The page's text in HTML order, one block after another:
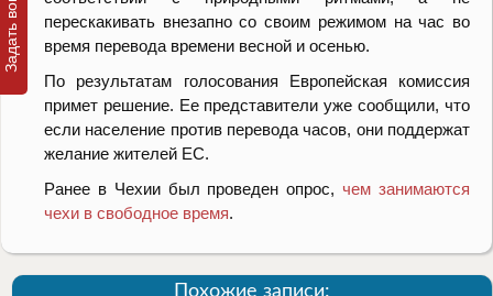
перескакивать внезапно со своим режимом на час во
время перевода времени весной и осенью.
По результатам голосования Европейская комиссия
примет решение. Ее представители уже сообщили, что
если население против перевода часов, они поддержат
желание жителей ЕС.
Ранее в Чехии был проведен опрос, чем занимаются
чехи в свободное время.
Похожие записи: